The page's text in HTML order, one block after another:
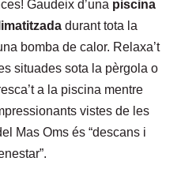
Gaudeix d’una piscina
durant tota la
bomba de calor. Relaxa’t
situades sota la pèrgola o
a la piscina mentre
vistes de les
Mas Oms és “descans i